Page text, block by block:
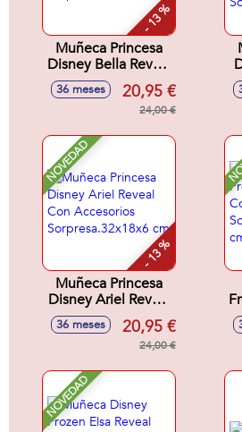
- 13 %
Muñeca Princesa
Disney Bella Reveal
Con Accesorios
Sorpresa.32x18x6
36 meses 20,95 €
24,00 €
NOVEDAD
- 13 %
Muñeca Princesa
Disney Ariel Reveal
Con Accesorios
Sorpresa.32x18x6
36 meses 20,95 €
24,00 €
NOVEDAD